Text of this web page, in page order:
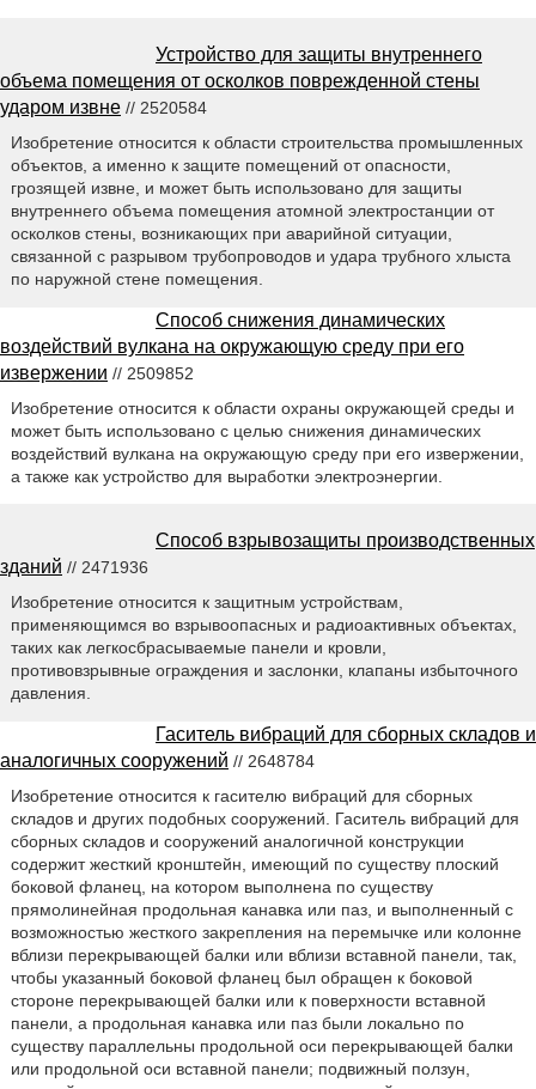
Устройство для защиты внутреннего
объема помещения от осколков поврежденной стены
ударом извне // 2520584
Изобретение относится к области строительства промышленных
объектов, а именно к защите помещений от опасности,
грозящей извне, и может быть использовано для защиты
внутреннего объема помещения атомной электростанции от
осколков стены, возникающих при аварийной ситуации,
связанной с разрывом трубопроводов и удара трубного хлыста
по наружной стене помещения.
Способ снижения динамических
воздействий вулкана на окружающую среду при его
извержении // 2509852
Изобретение относится к области охраны окружающей среды и
может быть использовано с целью снижения динамических
воздействий вулкана на окружающую среду при его извержении,
а также как устройство для выработки электроэнергии.
Способ взрывозащиты производственных
зданий // 2471936
Изобретение относится к защитным устройствам,
применяющимся во взрывоопасных и радиоактивных объектах,
таких как легкосбрасываемые панели и кровли,
противовзрывные ограждения и заслонки, клапаны избыточного
давления.
Гаситель вибраций для сборных складов и
аналогичных сооружений // 2648784
Изобретение относится к гасителю вибраций для сборных
складов и других подобных сооружений. Гаситель вибраций для
сборных складов и сооружений аналогичной конструкции
содержит жесткий кронштейн, имеющий по существу плоский
боковой фланец, на котором выполнена по существу
прямолинейная продольная канавка или паз, и выполненный с
возможностью жесткого закрепления на перемычке или колонне
вблизи перекрывающей балки или вблизи вставной панели, так,
чтобы указанный боковой фланец был обращен к боковой
стороне перекрывающей балки или к поверхности вставной
панели, а продольная канавка или паз были локально по
существу параллельны продольной оси перекрывающей балки
или продольной оси вставной панели; подвижный ползун,